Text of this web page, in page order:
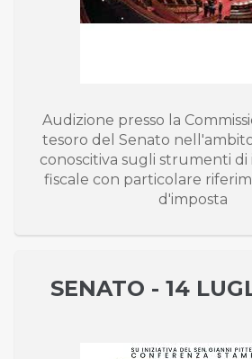
Audizione presso la
tesoro del Senato
conoscitiva sugli strumenti di
fiscale con particolare
d'imposta
SENATO - 14